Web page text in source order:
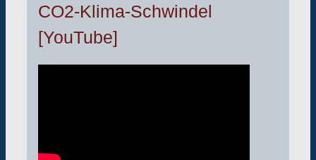
CO2-Klima-Schwindel
[YouTube]